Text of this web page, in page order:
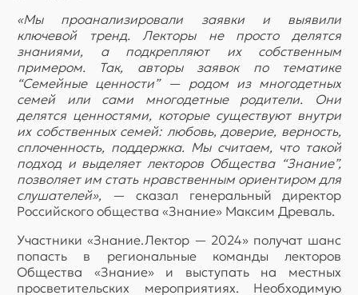
«Мы проанализировали заявки и выявили
ключевой тренд. Лекторы не просто делятся
знаниями, а подкрепляют их собственным
примером. Так, авторы заявок по тематике
“Семейные ценности” — родом из многодетных
семей или сами многодетные родители. Они
делятся ценностями, которые существуют внутри
их собственных семей: любовь, доверие, верность,
сплоченность, поддержка. Мы считаем, что такой
подход и выделяет лекторов Общества “Знание”,
позволяет им стать нравственным ориентиром для
слушателей»,
— сказал генеральный директор
Российского общества «Знание» Максим Древаль.
Участники «Знание.Лектор — 2024» получат шанс
попасть в региональные команды лекторов
Общества «Знание» и выступать на местных
просветительских мероприятиях. Необходимую